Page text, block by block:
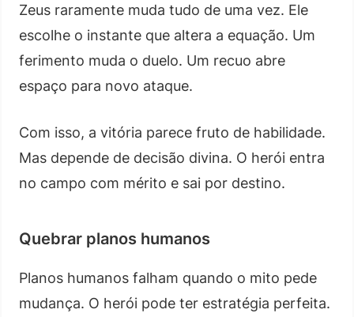
Zeus raramente muda tudo de uma vez. Ele
escolhe o instante que altera a equação. Um
ferimento muda o duelo. Um recuo abre
espaço para novo ataque.
Com isso, a vitória parece fruto de habilidade.
Mas depende de decisão divina. O herói entra
no campo com mérito e sai por destino.
Quebrar planos humanos
Planos humanos falham quando o mito pede
mudança. O herói pode ter estratégia perfeita.